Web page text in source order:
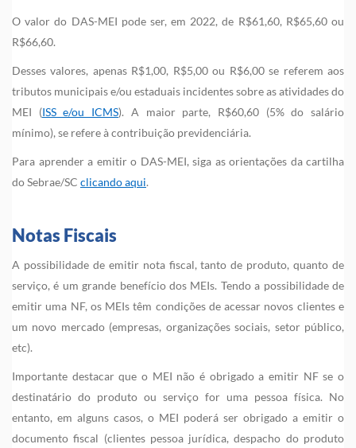
O valor do DAS-MEI pode ser, em 2022, de R$61,60, R$65,60 ou
R$66,60.
Desses valores, apenas R$1,00, R$5,00 ou R$6,00 se referem aos
tributos municipais e/ou estaduais incidentes sobre as atividades do
MEI (ISS e/ou ICMS). A maior parte, R$60,60 (5% do salário
mínimo), se refere à contribuição previdenciária.
Para aprender a emitir o DAS-MEI, siga as orientações da cartilha
do Sebrae/SC clicando aqui.
Notas Fiscais
A possibilidade de emitir nota fiscal, tanto de produto, quanto de
serviço, é um grande benefício dos MEIs. Tendo a possibilidade de
emitir uma NF, os MEIs têm condições de acessar novos clientes e
um novo mercado (empresas, organizações sociais, setor público,
etc).
Importante destacar que o MEI não é obrigado a emitir NF se o
destinatário do produto ou serviço for uma pessoa física. No
entanto, em alguns casos, o MEI poderá ser obrigado a emitir o
documento fiscal (clientes pessoa jurídica, despacho do produto